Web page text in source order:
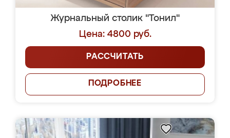
Журнальный столик "Тонил"
Цена: 4800 руб.
РАССЧИТАТЬ
ПОДРОБНЕЕ